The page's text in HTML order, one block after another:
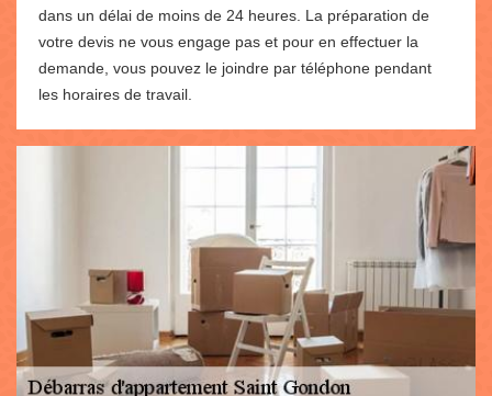
dans un délai de moins de 24 heures. La préparation de
votre devis ne vous engage pas et pour en effectuer la
demande, vous pouvez le joindre par téléphone pendant
les horaires de travail.